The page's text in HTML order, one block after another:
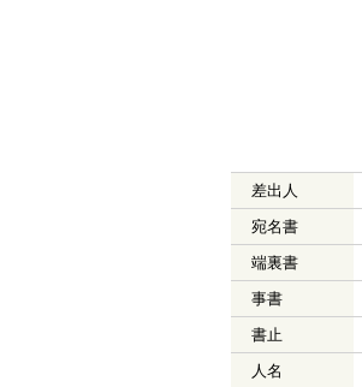
差出人
宛名書
端裏書
事書
書止
人名